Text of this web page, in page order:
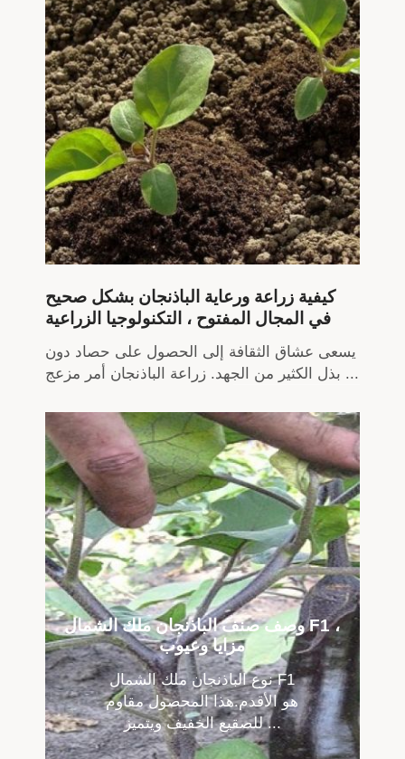
كيفية زراعة ورعاية الباذنجان بشكل صحيح
في المجال المفتوح ، التكنولوجيا الزراعية
يسعى عشاق الثقافة إلى الحصول على حصاد دون
بذل الكثير من الجهد. زراعة الباذنجان أمر مزعج ...
وصف صنف الباذنجان ملك الشمال F1 ،
مزايا وعيوب
نوع الباذنجان ملك الشمال F1
هو الأقدم.هذا المحصول مقاوم
للصقيع الخفيف ويتميز ...